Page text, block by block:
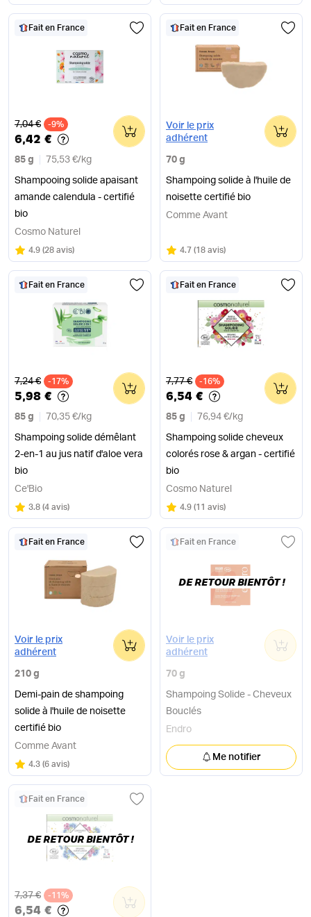
Fait en France
Ancien prix
7,04 € -9%
6,42 €
85 g 75,53 €/ kg
Shampooing solide apaisant
amande calendula - certifié
bio
0
Cosmo Naturel
Note
4.9 sur 5
(28 avis)
Fait en France
Voir le prix
adhérent
70 g
Shampoing solide à l'huile de
noisette certifié bio
0
Comme Avant
Note
4.7 sur 5
(18 avis)
Fait en France
Ancien prix
7,24 € -17%
5,98 €
85 g 70,35 €/ kg
Shampoing solide démêlant
2-en-1 au jus natif d'aloe vera
bio
0
Ce'Bio
Note
3.8 sur 5
(4 avis)
Fait en France
Ancien prix
7,77 € -16%
6,54 €
85 g 76,94 €/ kg
Shampoing solide cheveux
colorés rose & argan - certifié
bio
0
Cosmo Naturel
Note
4.9 sur 5
(11 avis)
Fait en France
Voir le prix
adhérent
210 g
Demi-pain de shampoing
solide à l'huile de noisette
certifié bio
0
Comme Avant
Note
4.3 sur 5
(6 avis)
Fait en France
Voir le prix
adhérent
70 g
Shampoing Solide - Cheveux
Bouclés
0
Endro
DE RETOUR BIENTÔT !
Me notifier
Fait en France
Ancien prix
7,37 € -11%
6,54 €
0
DE RETOUR BIENTÔT !